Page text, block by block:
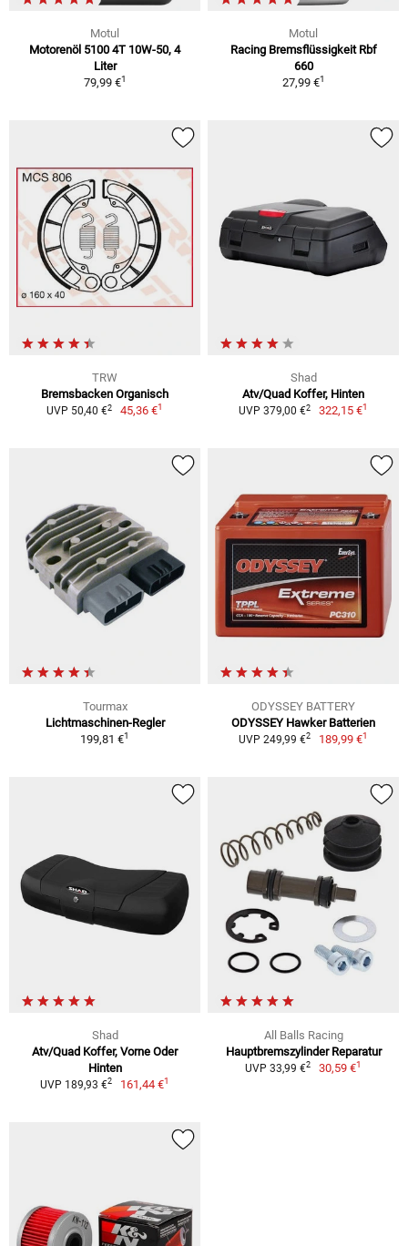
Motul
Motorenöl 5100 4T 10W-50, 4
Liter
79,99 €1
Motul
Racing Bremsflüssigkeit Rbf
660
27,99 €1
TRW
Bremsbacken Organisch
UVP 50,40 €2 45,36 €1
Shad
Atv/Quad Koffer, Hinten
UVP 379,00 €2 322,15 €1
Tourmax
Lichtmaschinen-Regler
199,81 €1
ODYSSEY BATTERY
ODYSSEY Hawker Batterien
UVP 249,99 €2 189,99 €1
Shad
Atv/Quad Koffer, Vorne Oder
Hinten
UVP 189,93 €2 161,44 €1
All Balls Racing
Hauptbremszylinder Reparatur
UVP 33,99 €2 30,59 €1